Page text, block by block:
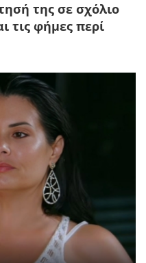
της σε σχόλιο
τις φήμες περί